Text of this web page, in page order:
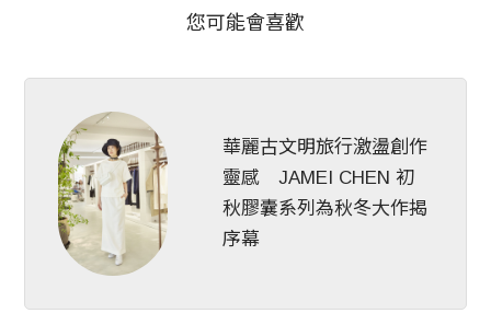
您可能會喜歡
華麗古文明旅行激盪創作
靈感 JAMEI CHEN 初
秋膠囊系列為秋冬大作揭
序幕